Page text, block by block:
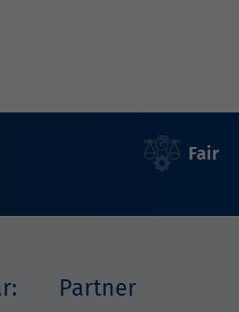
Fair
Partner